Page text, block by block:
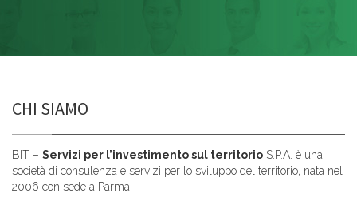
CHI SIAMO
BIT – Servizi per l’investimento sul territorio S.P.A. è una
società di consulenza e servizi per lo sviluppo del territorio, nata nel
2006 con sede a Parma.